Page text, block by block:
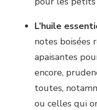
L’huile
notes boisées
apaisantes
encore,
toutes,
ou celles qui